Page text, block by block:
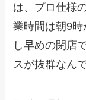
は、プロ仕様
業時間は朝9
し早めの閉店
スが抜群なん